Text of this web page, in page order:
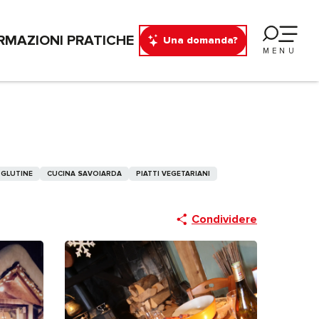
Una domanda?
MENU
PRATICHE
CUCINA SAVOIARDA PIATTI VEGETARIANI
Condividere